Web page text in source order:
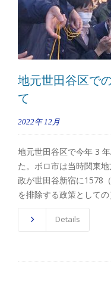
地元世田谷区で
て
2022年 12月
地元世田谷区で今年 3
た。ボロ市は当時関東
政が世田谷新宿に1578
を排除する政策として
Details